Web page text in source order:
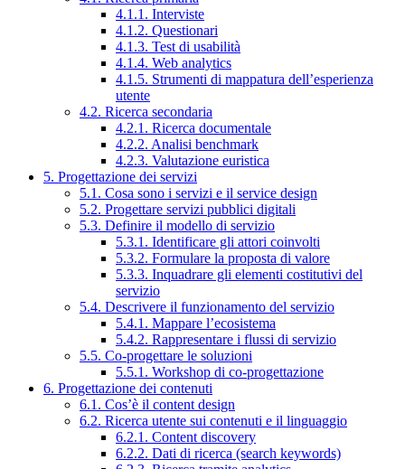
4.1.1. Interviste
4.1.2. Questionari
4.1.3. Test di usabilità
4.1.4. Web analytics
4.1.5. Strumenti di mappatura dell’esperienza
utente
4.2. Ricerca secondaria
4.2.1. Ricerca documentale
4.2.2. Analisi benchmark
4.2.3. Valutazione euristica
5. Progettazione dei servizi
5.1. Cosa sono i servizi e il service design
5.2. Progettare servizi pubblici digitali
5.3. Definire il modello di servizio
5.3.1. Identificare gli attori coinvolti
5.3.2. Formulare la proposta di valore
5.3.3. Inquadrare gli elementi costitutivi del
servizio
5.4. Descrivere il funzionamento del servizio
5.4.1. Mappare l’ecosistema
5.4.2. Rappresentare i flussi di servizio
5.5. Co-progettare le soluzioni
5.5.1. Workshop di co-progettazione
6. Progettazione dei contenuti
6.1. Cos’è il content design
6.2. Ricerca utente sui contenuti e il linguaggio
6.2.1. Content discovery
6.2.2. Dati di ricerca (search keywords)